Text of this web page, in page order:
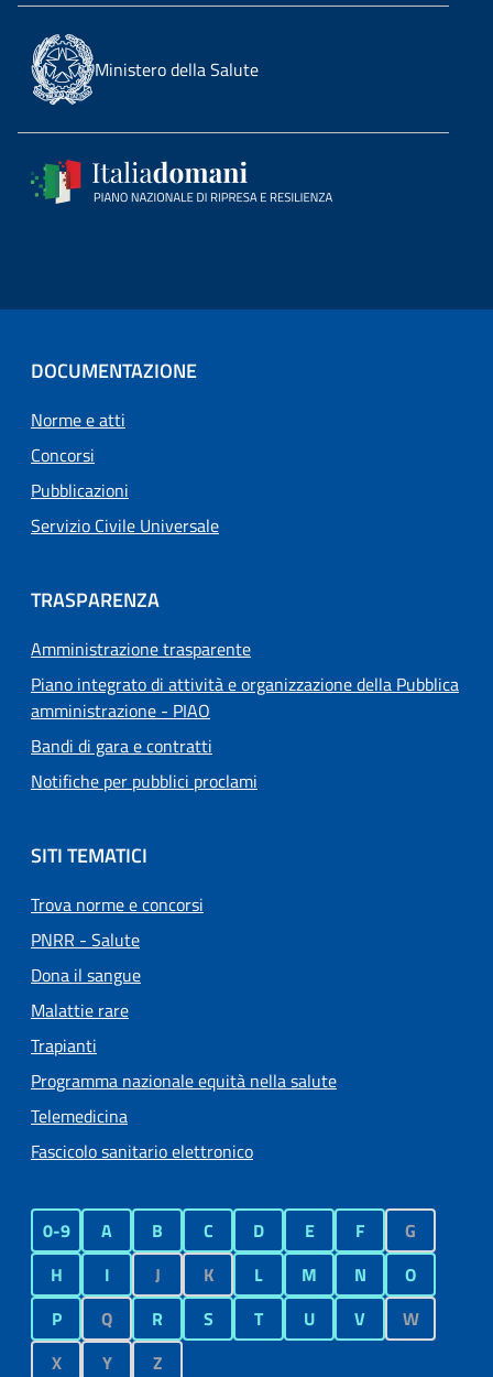
Ministero della Salute
DOCUMENTAZIONE
Norme e atti
Concorsi
Pubblicazioni
Servizio Civile Universale
TRASPARENZA
Amministrazione trasparente
Piano integrato di attività e organizzazione della Pubblica
amministrazione - PIAO
Bandi di gara e contratti
Notifiche per pubblici proclami
SITI TEMATICI
Trova norme e concorsi
PNRR - Salute
Dona il sangue
Malattie rare
Trapianti
Programma nazionale equità nella salute
Telemedicina
Fascicolo sanitario elettronico
0-9 A B C D E F
G
H
I J K L M N
O
P
Q R S T U V
W
X
Y Z